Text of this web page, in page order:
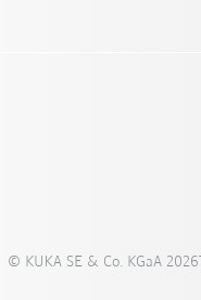
© KUKA SE & Co. KGaA 2026